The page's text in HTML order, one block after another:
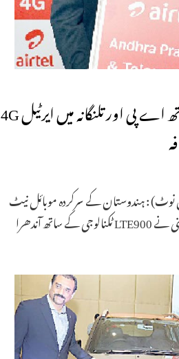
LTE900 ٹکنالوجی کے ساتھ اے پی اور تلنگانہ میں ایرٹیل 4G
: ( پریس نوٹ) : ہندوستان کے سرکردہ موبائل نیٹ
ورک ، ایرٹیل نے کہا کہ اس کمپنی نے LTE900 ٹکنالوجی کے ساتھ آندھرا